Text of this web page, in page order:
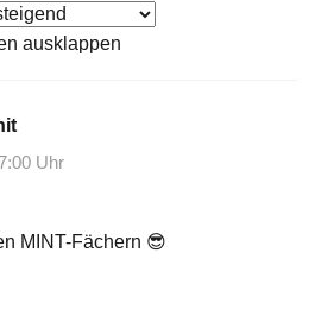
ausklappen
Uhr
MINT-Fächern 😎